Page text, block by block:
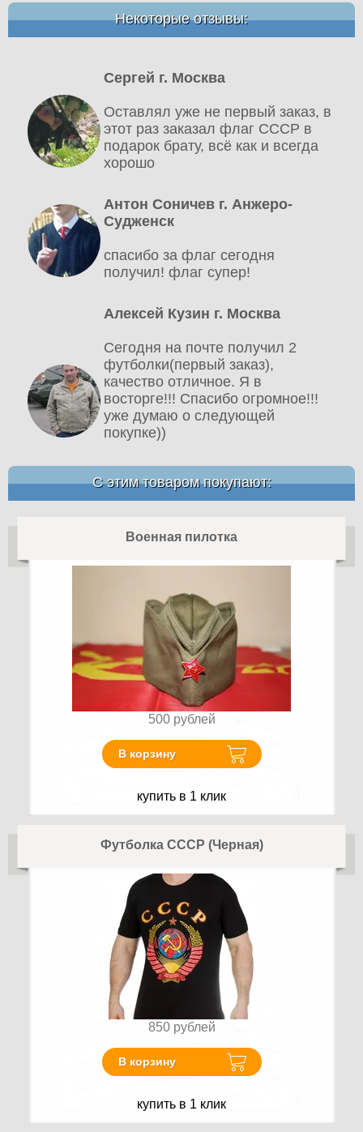
Некоторые отзывы:
Сергей г. Москва
Оставлял уже не первый заказ, в
этот раз заказал флаг СССР в
подарок брату, всё как и всегда
хорошо
Антон Соничев г. Анжеро-
Судженск
спасибо за флаг сегодня
получил! флаг супер!
Алексей Кузин г. Москва
Сегодня на почте получил 2
футболки(первый заказ),
качество отличное. Я в
восторге!!! Спасибо огромное!!!
уже думаю о следующей
покупке))
С этим товаром покупают:
Военная пилотка
500 рублей
В корзину
купить в 1 клик
Футболка СССР (Черная)
850 рублей
В корзину
купить в 1 клик